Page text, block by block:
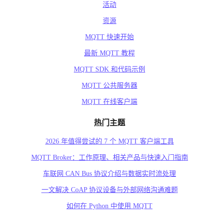
活动
资源
MQTT 快速开始
最新 MQTT 教程
MQTT SDK 和代码示例
MQTT 公共服务器
MQTT 在线客户端
热门主题
2026 年值得尝试的 7 个 MQTT 客户端工具
MQTT Broker：工作原理、相关产品与快速入门指南
车联网 CAN Bus 协议介绍与数据实时流处理
一文解决 CoAP 协议设备与外部网络沟通难题
如何在 Python 中使用 MQTT